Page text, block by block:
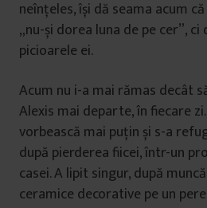
neînțeles, își dă seama acum
„nu-și dorea luna de pe cer”, ci
picioarele ei.
Acum nu i-a mai rămas decât
Alexis mai departe, în fiecare
vorbească mai puțin și s-a
după pierderea fiicei, într-un
casei. A lipit singur, după
ceramice decorative pe un